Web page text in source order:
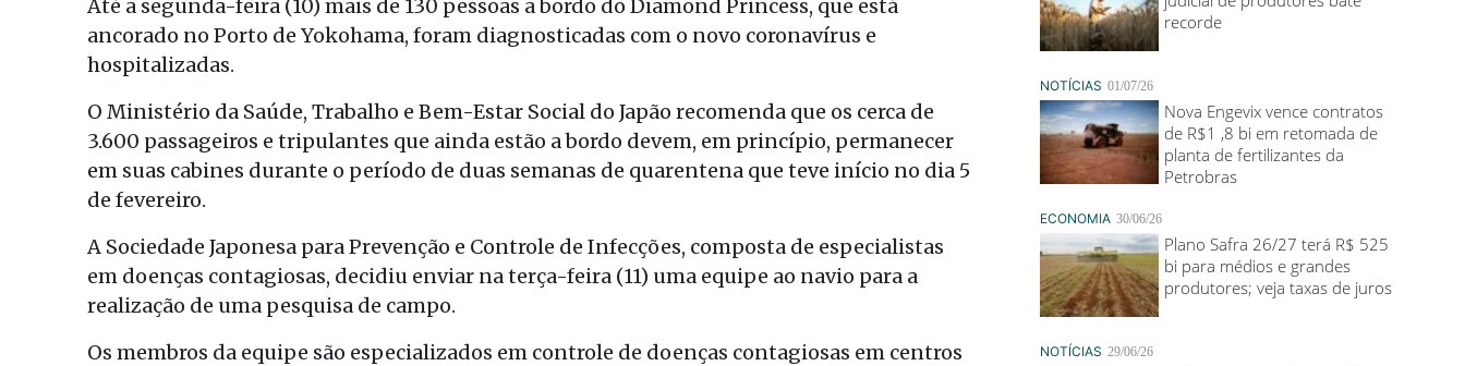
Até a segunda-feira (10) mais de 130 pessoas a bordo do Diamond Princess, que está
ancorado no Porto de Yokohama, foram diagnosticadas com o novo coronavírus e
hospitalizadas.
O Ministério da Saúde, Trabalho e Bem-Estar Social do Japão recomenda que os cerca de
3.600 passageiros e tripulantes que ainda estão a bordo devem, em princípio, permanecer
em suas cabines durante o período de duas semanas de quarentena que teve início no dia 5
de fevereiro.
A Sociedade Japonesa para Prevenção e Controle de Infecções, composta de especialistas
em doenças contagiosas, decidiu enviar na terça-feira (11) uma equipe ao navio para a
realização de uma pesquisa de campo.
Os membros da equipe são especializados em controle de doenças contagiosas em centros